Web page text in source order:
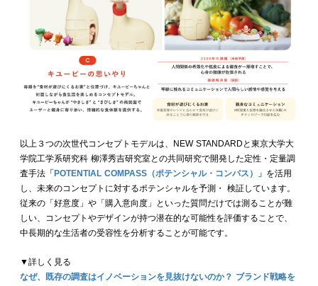
以上３つの次世代コンセプトモデルは、NEW STANDARDと東京大学大
学院工学系研究科 柳澤秀吉研究室との共同研究で開発した定性・定量調
査手法 「POTENTIAL COMPASS（ポテンシャル・コンパス）」 を活用
し、未来のコンセプトに対するポテンシャルを予測・ 検証しています。
従来の「好意度」や「購入意向度」といった質問だけでは測ることが難
しい、コンセプトやデザインが持つ潜在的な可能性を評価することで、
中長期的な生活者の受容性を分析することが可能です。
▼詳しく見る
なぜ、既存の調査はイノベーションを見抜けないのか？ ブランド戦略を